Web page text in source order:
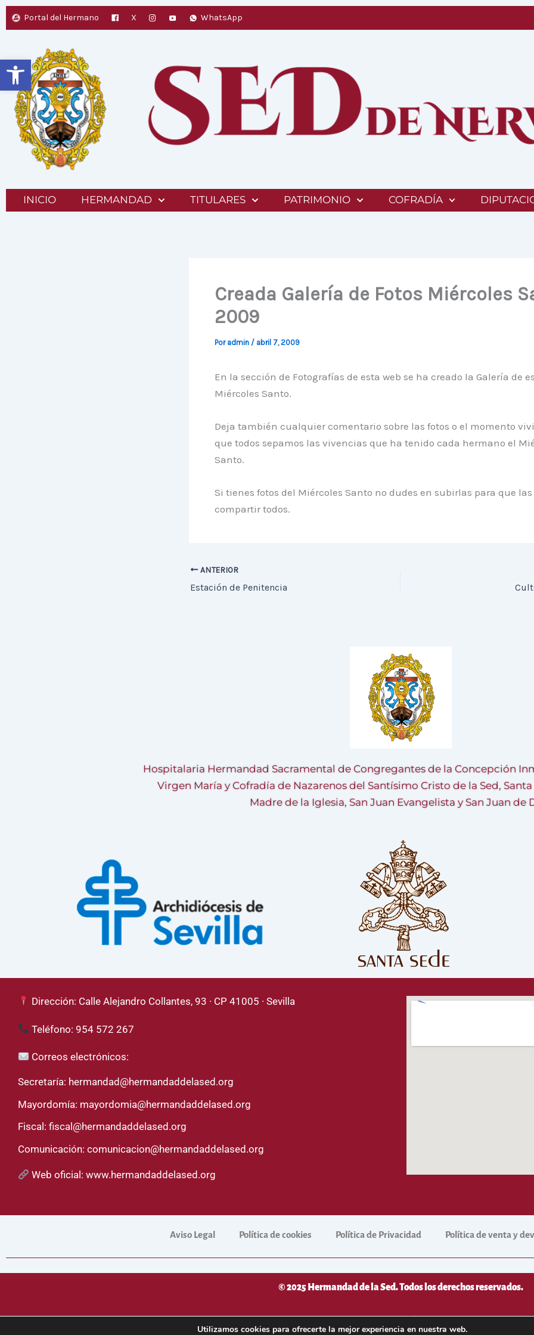
Abrir barra de herramientas
Portal del Hermano X WhatsApp
INICIO HERMANDAD TITULARES PATRIMONIO COFRADÍA
Creada Galería de Fotos Miércoles
2009
Por admin / abril 7, 2009
En la sección de Fotografías de esta web se ha creado la Galería de
Miércoles Santo.
Deja también cualquier comentario sobre las fotos o el momento
que todos sepamos las vivencias que ha tenido cada hermano el
Santo.
Si tienes fotos del Miércoles Santo no dudes en subirlas para que
compartir todos.
ANTERIOR
Estación de Penitencia
Hospitalaria Hermandad Sacramental de Congregantes de la Concepción
Virgen María y Cofradía de Nazarenos del Santísimo Cristo de la Sed,
Madre de la Iglesia, San Juan Evangelista y San Juan de
Dirección: Calle Alejandro Collantes, 93 · CP 41005 · Sevilla
Teléfono: 954 572 267
Correos electrónicos:
Secretaría: hermandad@hermandaddelased.org
Mayordomía: mayordomia@hermandaddelased.org
Fiscal: fiscal@hermandaddelased.org
Comunicación: comunicacion@hermandaddelased.org
Web oficial:www.hermandaddelased.org
Aviso Legal Política de cookies Política de Privacidad Política de venta y
© 2025 Hermandad de la Sed. Todos los derechos reservados.
Utilizamos cookies para ofrecerte la mejor experiencia en nuestra web.